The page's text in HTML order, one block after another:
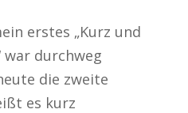
erstes „Kurz und
war durchweg
die zweite
es kurz